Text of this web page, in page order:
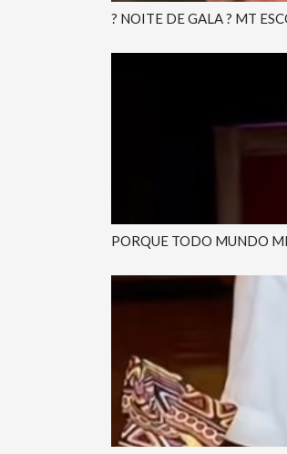
? NOITE DE GALA ? MT
PORQUE TODO MUNDO